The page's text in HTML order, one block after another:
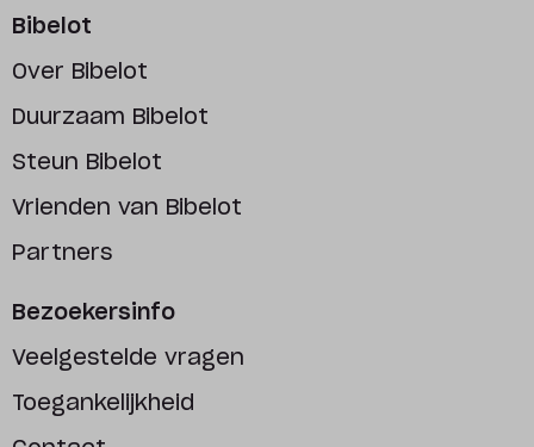
Bibelot
Over Bibelot
Duurzaam Bibelot
Steun Bibelot
Vrienden van Bibelot
Partners
Bezoekersinfo
Veelgestelde vragen
Toegankelijkheid